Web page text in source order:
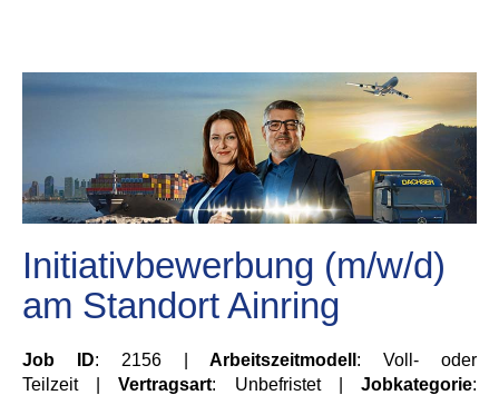
Initiativbewerbung (m/w/d)
am Standort Ainring
Job ID: 2156 |Arbeitszeitmodell : Voll- oder
Teilzeit |Vertragsart: Unbefristet |Jobkategorie: